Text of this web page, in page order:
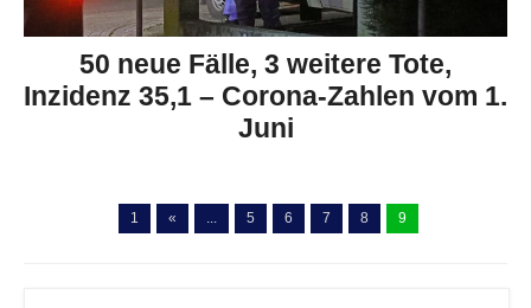
50 neue Fälle, 3 weitere Tote,
Inzidenz 35,1 – Corona-Zahlen vom 1.
Juni
1 « ... 5 6 7 8 9